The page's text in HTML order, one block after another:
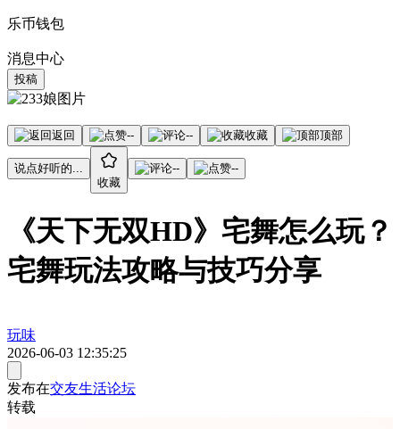
乐币钱包
消息中心
投稿
返回 -- -- 收藏 顶部
说点好听的...
收藏
-- --
《天下无双HD》宅舞怎么玩？
宅舞玩法攻略与技巧分享
玩味
2026-06-03 12:35:25
发布在交友生活论坛
转载